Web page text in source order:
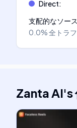
Direct:
支配的なソース
0.0%全トラ
Zanta AI's